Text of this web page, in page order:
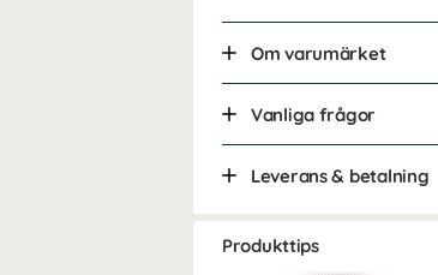
Om varumärket
Vanliga frågor
Leverans & betalning
Produkttips